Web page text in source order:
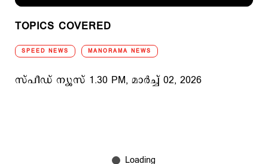
TOPICS COVERED
SPEED NEWS MANORAMA NEWS
സ്പീഡ് ന്യൂസ് 1.30 PM, മാര്‍ച്ച് 02, 2026